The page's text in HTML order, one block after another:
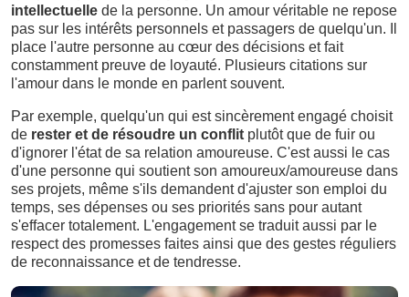
intellectuelle de la personne. Un amour véritable ne repose
pas sur les intérêts personnels et passagers de quelqu'un. Il
place l'autre personne au cœur des décisions et fait
constamment preuve de loyauté. Plusieurs citations sur
l'amour dans le monde en parlent souvent.
Par exemple, quelqu'un qui est sincèrement engagé choisit
de rester et de résoudre un conflit plutôt que de fuir ou
d'ignorer l'état de sa relation amoureuse. C'est aussi le cas
d'une personne qui soutient son amoureux/amoureuse dans
ses projets, même s'ils demandent d'ajuster son emploi du
temps, ses dépenses ou ses priorités sans pour autant
s'effacer totalement. L'engagement se traduit aussi par le
respect des promesses faites ainsi que des gestes réguliers
de reconnaissance et de tendresse.